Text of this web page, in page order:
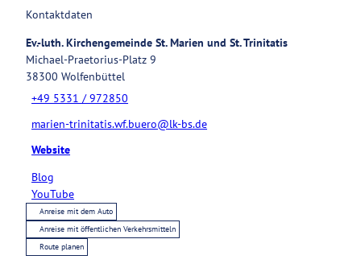
Kontaktdaten
Ev.-luth. Kirchengemeinde St. Marien und St. Trinitatis
Michael-Praetorius-Platz 9
38300 Wolfenbüttel
+49 5331 / 972850
marien-trinitatis.wf.buero@lk-bs.de
Website
Blog
YouTube
Anreise mit dem Auto
Anreise mit öffentlichen Verkehrsmitteln
Route planen